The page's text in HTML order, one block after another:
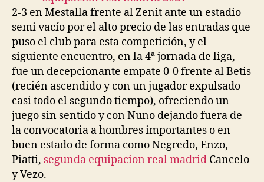
2-3 en Mestalla frente al Zenit ante un estadio
semi vacío por el alto precio de las entradas que
puso el club para esta competición, y el
siguiente encuentro, en la 4ª jornada de liga,
fue un decepcionante empate 0-0 frente al Betis
(recién ascendido y con un jugador expulsado
casi todo el segundo tiempo), ofreciendo un
juego sin sentido y con Nuno dejando fuera de
la convocatoria a hombres importantes o en
buen estado de forma como Negredo, Enzo,
Piatti, segunda equipacion real madrid Cancelo
y Vezo.